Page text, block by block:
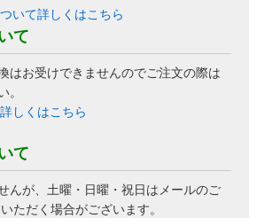
いて詳しくはこちら
て
はお受けできませんのでご注文の際は
。
しくはこちら
て
んが、土曜・日曜・祝日はメールのご
ただく場合がございます。